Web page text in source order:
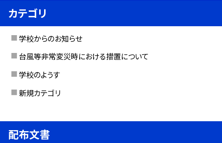
カテゴリ
学校からのお知らせ
台風等非常変災時における措置について
学校のようす
新規カテゴリ
配布文書